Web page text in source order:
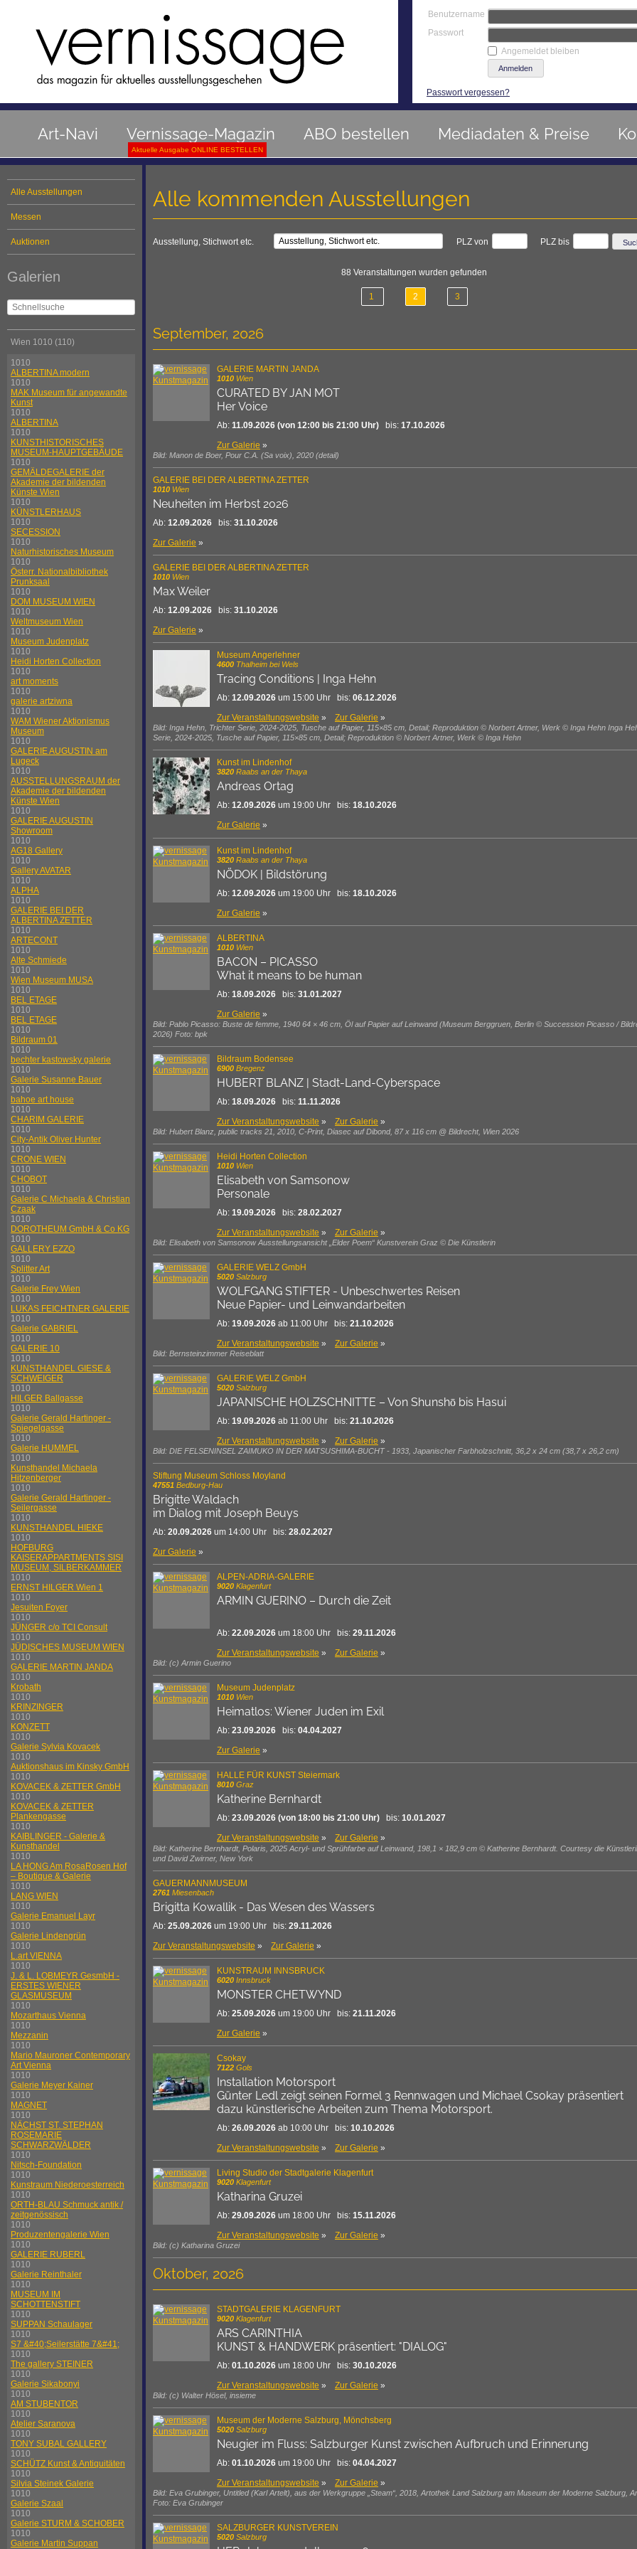
Benutzername
Passwort
Angemeldet bleiben
Passwort vergessen?
Art-Navi Vernissage-Magazin ABO bestellen Mediadaten & Preise
Aktuelle Ausgabe ONLINE BESTELLEN
Alle Ausstellungen
Messen
Auktionen
Galerien
Wien 1010 (110)
1010
ALBERTINA modern
1010
MAK Museum für angewandte
Kunst
1010
ALBERTINA
1010
KUNSTHISTORISCHES
MUSEUM-HAUPTGEBÄUDE
1010
GEMÄLDEGALERIE der
Akademie der bildenden
Künste Wien
1010
KÜNSTLERHAUS
1010
SECESSION
1010
Naturhistorisches Museum
1010
Österr. Nationalbibliothek
Prunksaal
1010
DOM MUSEUM WIEN
1010
Weltmuseum Wien
1010
Museum Judenplatz
1010
Heidi Horten Collection
1010
art moments
1010
galerie artziwna
1010
WAM Wiener Aktionismus
Museum
1010
GALERIE AUGUSTIN am
Lugeck
1010
AUSSTELLUNGSRAUM der
Akademie der bildenden
Künste Wien
1010
GALERIE AUGUSTIN
Showroom
1010
AG18 Gallery
1010
Gallery AVATAR
1010
ALPHA
1010
GALERIE BEI DER
ALBERTINA ZETTER
1010
ARTECONT
1010
Alte Schmiede
1010
Wien Museum MUSA
1010
BEL ETAGE
1010
BEL ETAGE
1010
Bildraum 01
1010
bechter kastowsky galerie
1010
Galerie Susanne Bauer
1010
bahoe art house
1010
CHARIM GALERIE
1010
City-Antik Oliver Hunter
1010
CRONE WIEN
1010
CHOBOT
1010
Galerie C Michaela & Christian
Czaak
1010
DOROTHEUM GmbH & Co KG
1010
GALLERY EZZO
1010
Splitter Art
1010
Galerie Frey Wien
1010
LUKAS FEICHTNER GALERIE
1010
Galerie GABRIEL
1010
GALERIE 10
1010
KUNSTHANDEL GIESE &
SCHWEIGER
1010
HILGER Ballgasse
1010
Galerie Gerald Hartinger -
Spiegelgasse
1010
Galerie HUMMEL
1010
Kunsthandel Michaela
Hitzenberger
1010
Galerie Gerald Hartinger -
Seilergasse
1010
KUNSTHANDEL HIEKE
1010
HOFBURG
KAISERAPPARTMENTS SISI
MUSEUM, SILBERKAMMER
1010
ERNST HILGER Wien 1
1010
Jesuiten Foyer
1010
JÜNGER c/o TCI Consult
1010
JÜDISCHES MUSEUM WIEN
1010
GALERIE MARTIN JANDA
1010
Krobath
1010
KRINZINGER
1010
KONZETT
1010
Galerie Sylvia Kovacek
1010
Auktionshaus im Kinsky GmbH
1010
KOVACEK & ZETTER GmbH
1010
KOVACEK & ZETTER
Plankengasse
1010
KAIBLINGER - Galerie &
Kunsthandel
1010
LA HONG Am RosaRosen Hof
– Boutique & Galerie
1010
LANG WIEN
1010
Galerie Emanuel Layr
1010
Galerie Lindengrün
1010
L.art VIENNA
1010
J. & L. LOBMEYR GesmbH -
ERSTES WIENER
GLASMUSEUM
1010
Mozarthaus Vienna
1010
Mezzanin
1010
Mario Mauroner Contemporary
Art Vienna
1010
Galerie Meyer Kainer
1010
MAGNET
1010
NÄCHST ST. STEPHAN
ROSEMARIE
SCHWARZWÄLDER
1010
Nitsch-Foundation
1010
Kunstraum Niederoesterreich
1010
ORTH-BLAU Schmuck antik /
zeitgenössisch
1010
Produzentengalerie Wien
1010
GALERIE RUBERL
1010
Galerie Reinthaler
1010
MUSEUM IM
SCHOTTENSTIFT
1010
SUPPAN Schaulager
1010
S7 &#40;Seilerstätte 7&#41;
1010
The gallery STEINER
1010
Galerie Sikabonyi
1010
AM STUBENTOR
1010
Atelier Saranova
1010
TONY SUBAL GALLERY
1010
SCHÜTZ Kunst & Antiquitäten
1010
Silvia Steinek Galerie
1010
Galerie Szaal
1010
Galerie STURM & SCHOBER
1010
Galerie Martin Suppan
Alle kommenden Ausstellungen
Ausstellung, Stichwort etc. PLZ von PLZ bis
88 Veranstaltungen wurden gefunden
1 2 3
September, 2026
GALERIE MARTIN JANDA
1010 Wien
CURATED BY JAN MOT
Her Voice
Ab: 11.09.2026 (von 12:00 bis 21:00 Uhr) bis: 17.10.2026
Zur Galerie »
Bild: Manon de Boer, Pour C.A. (Sa voix), 2020 (detail)
GALERIE BEI DER ALBERTINA ZETTER
1010 Wien
Neuheiten im Herbst 2026
Ab: 12.09.2026 bis: 31.10.2026
Zur Galerie »
GALERIE BEI DER ALBERTINA ZETTER
1010 Wien
Max Weiler
Ab: 12.09.2026 bis: 31.10.2026
Zur Galerie »
Museum Angerlehner
4600 Thalheim bei Wels
Tracing Conditions | Inga Hehn
Ab: 12.09.2026 um 15:00 Uhr bis: 06.12.2026
Zur Veranstaltungswebsite » Zur Galerie »
Bild: Inga Hehn, Trichter Serie, 2024-2025, Tusche auf Papier, 115×85 cm, Detail; Reproduktion © Norbert Artner, Werk © Inga Hehn Inga
Serie, 2024-2025, Tusche auf Papier, 115×85 cm, Detail; Reproduktion © Norbert Artner, Werk © Inga Hehn
Kunst im Lindenhof
3820 Raabs an der Thaya
Andreas Ortag
Ab: 12.09.2026 um 19:00 Uhr bis: 18.10.2026
Zur Galerie »
Kunst im Lindenhof
3820 Raabs an der Thaya
NÖDOK | Bildstörung
Ab: 12.09.2026 um 19:00 Uhr bis: 18.10.2026
Zur Galerie »
ALBERTINA
1010 Wien
BACON – PICASSO
What it means to be human
Ab: 18.09.2026 bis: 31.01.2027
Zur Galerie »
Bild: Pablo Picasso: Buste de femme, 1940 64 × 46 cm, Öl auf Papier auf Leinwand (Museum Berggruen, Berlin © Succession Picasso /
2026) Foto: bpk
Bildraum Bodensee
6900 Bregenz
HUBERT BLANZ | Stadt-Land-Cyberspace
Ab: 18.09.2026 bis: 11.11.2026
Zur Veranstaltungswebsite » Zur Galerie »
Bild: Hubert Blanz, public tracks 21, 2010, C-Print, Diasec auf Dibond, 87 x 116 cm @ Bildrecht, Wien 2026
Heidi Horten Collection
1010 Wien
Elisabeth von Samsonow
Personale
Ab: 19.09.2026 bis: 28.02.2027
Zur Veranstaltungswebsite » Zur Galerie »
Bild: Elisabeth von Samsonow Ausstellungsansicht „Elder Poem“ Kunstverein Graz © Die Künstlerin
GALERIE WELZ GmbH
5020 Salzburg
WOLFGANG STIFTER - Unbeschwertes Reisen
Neue Papier- und Leinwandarbeiten
Ab: 19.09.2026 ab 11:00 Uhr bis: 21.10.2026
Zur Veranstaltungswebsite » Zur Galerie »
Bild: Bernsteinzimmer Reiseblatt
GALERIE WELZ GmbH
5020 Salzburg
JAPANISCHE HOLZSCHNITTE – Von Shunshō bis Hasui
Ab: 19.09.2026 ab 11:00 Uhr bis: 21.10.2026
Zur Veranstaltungswebsite » Zur Galerie »
Bild: DIE FELSENINSEL ZAIMUKO IN DER MATSUSHIMA-BUCHT - 1933, Japanischer Farbholzschnitt, 36,2 x 24 cm (38,7 x 26,2 cm)
Stiftung Museum Schloss Moyland
47551 Bedburg-Hau
Brigitte Waldach
im Dialog mit Joseph Beuys
Ab: 20.09.2026 um 14:00 Uhr bis: 28.02.2027
Zur Galerie »
ALPEN-ADRIA-GALERIE
9020 Klagenfurt
ARMIN GUERINO – Durch die Zeit
Ab: 22.09.2026 um 18:00 Uhr bis: 29.11.2026
Zur Veranstaltungswebsite » Zur Galerie »
Bild: (c) Armin Guerino
Museum Judenplatz
1010 Wien
Heimatlos: Wiener Juden im Exil
Ab: 23.09.2026 bis: 04.04.2027
Zur Galerie »
HALLE FÜR KUNST Steiermark
8010 Graz
Katherine Bernhardt
Ab: 23.09.2026 (von 18:00 bis 21:00 Uhr) bis: 10.01.2027
Zur Veranstaltungswebsite » Zur Galerie »
Bild: Katherine Bernhardt, Polaris, 2025 Acryl- und Sprühfarbe auf Leinwand, 198,1 × 182,9 cm © Katherine Bernhardt. Courtesy die
und David Zwirner, New York
GAUERMANNMUSEUM
2761 Miesenbach
Brigitta Kowallik - Das Wesen des Wassers
Ab: 25.09.2026 um 19:00 Uhr bis: 29.11.2026
Zur Veranstaltungswebsite » Zur Galerie »
KUNSTRAUM INNSBRUCK
6020 Innsbruck
MONSTER CHETWYND
Ab: 25.09.2026 um 19:00 Uhr bis: 21.11.2026
Zur Galerie »
Csokay
7122 Gols
Installation Motorsport
Günter Ledl zeigt seinen Formel 3 Rennwagen und Michael Csokay präsentiert
dazu künstlerische Arbeiten zum Thema Motorsport.
Ab: 26.09.2026 ab 10:00 Uhr bis: 10.10.2026
Zur Veranstaltungswebsite » Zur Galerie »
Living Studio der Stadtgalerie Klagenfurt
9020 Klagenfurt
Katharina Gruzei
Ab: 29.09.2026 um 18:00 Uhr bis: 15.11.2026
Zur Veranstaltungswebsite » Zur Galerie »
Bild: (c) Katharina Gruzei
Oktober, 2026
STADTGALERIE KLAGENFURT
9020 Klagenfurt
ARS CARINTHIA
KUNST & HANDWERK präsentiert: "DIALOG"
Ab: 01.10.2026 um 18:00 Uhr bis: 30.10.2026
Zur Veranstaltungswebsite » Zur Galerie »
Bild: (c) Walter Hösel, insieme
Museum der Moderne Salzburg, Mönchsberg
5020 Salzburg
Neugier im Fluss: Salzburger Kunst zwischen Aufbruch und Erinnerung
Ab: 01.10.2026 um 19:00 Uhr bis: 04.04.2027
Zur Veranstaltungswebsite » Zur Galerie »
Bild: Eva Grubinger, Untitled (Karl Artelt), aus der Werkgruppe „Steam“, 2018, Artothek Land Salzburg am Museum der Moderne Salzburg,
Foto: Eva Grubinger
SALZBURGER KUNSTVEREIN
5020 Salzburg